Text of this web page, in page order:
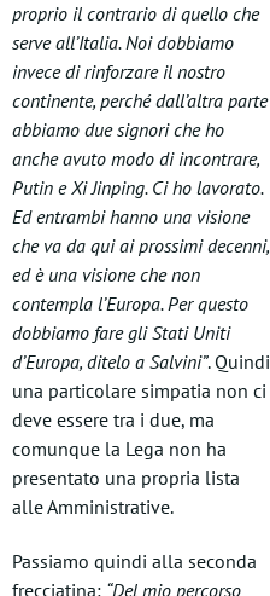
proprio il contrario di quello che
serve all’Italia. Noi dobbiamo
invece di rinforzare il nostro
continente, perché dall’altra parte
abbiamo due signori che ho
anche avuto modo di incontrare,
Putin e Xi Jinping. Ci ho lavorato.
Ed entrambi hanno una visione
che va da qui ai prossimi decenni,
ed è una visione che non
contempla l’Europa. Per questo
dobbiamo fare gli Stati Uniti
d’Europa, ditelo a Salvini”. Quindi
una particolare simpatia non ci
deve essere tra i due, ma
comunque la Lega non ha
presentato una propria lista
alle Amministrative.
Passiamo quindi alla seconda
frecciatina: “Del mio percorso